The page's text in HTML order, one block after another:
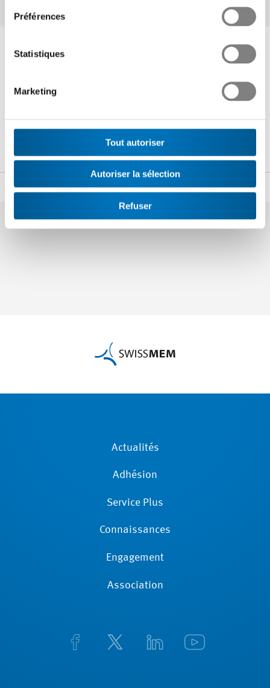
Préférences
Statistiques
Marketing
Tout autoriser
Autoriser la sélection
Refuser
+41 44 384 48 65
Partager
Actualités
Adhésion
Service Plus
Connaissances
Engagement
Association